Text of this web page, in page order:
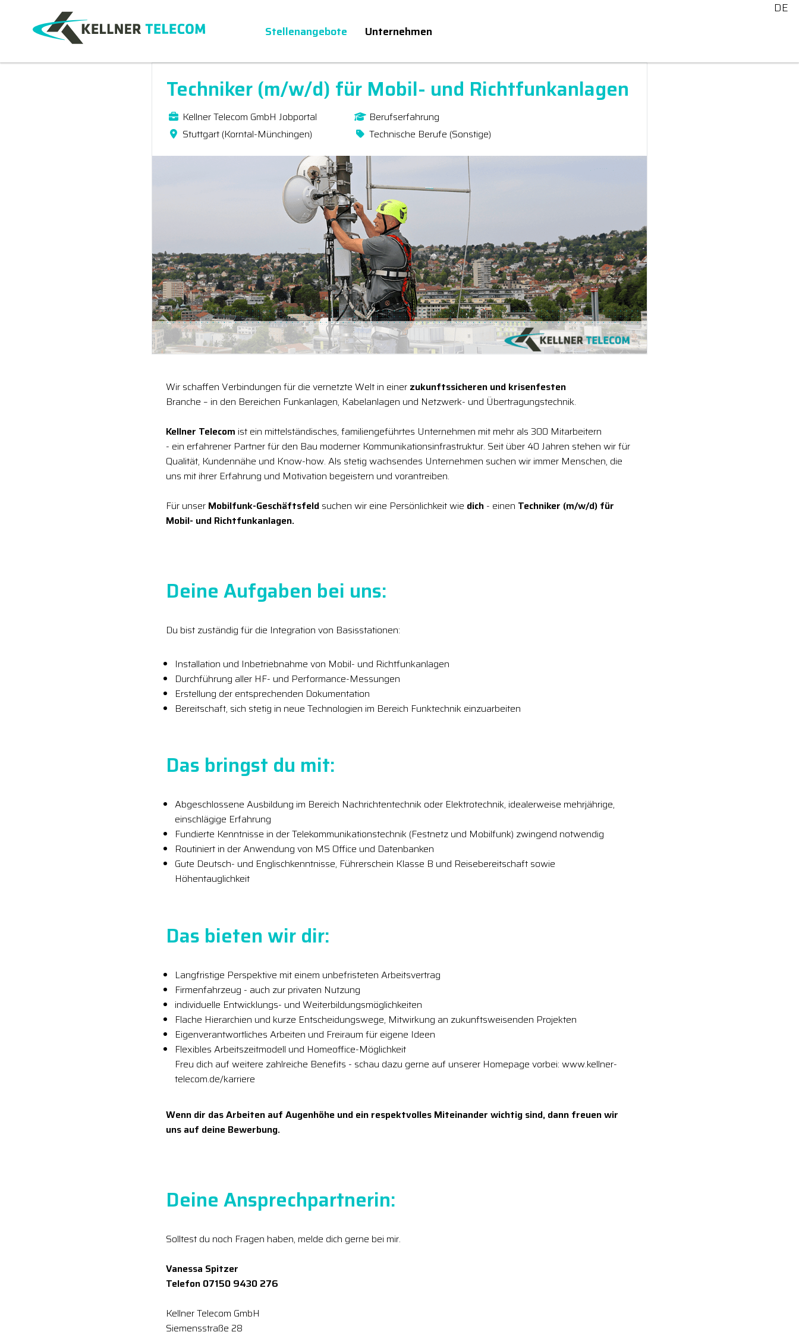
DE
Stellenangebote
Unternehmen
Techniker (m/w/d) für Mobil- und Richtfunkanlagen
Kellner Telecom GmbH Jobportal
Stuttgart (Korntal-Münchingen)
Berufserfahrung
Technische Berufe (Sonstige)
Wir schaffen Verbindungen für die vernetzte Welt in einer zukunftssicheren und krisenfesten
Branche – in den Bereichen Funkanlagen, Kabelanlagen und Netzwerk- und Übertragungstechnik.
Kellner Telecom ist ein mittelständisches, familiengeführtes Unternehmen mit mehr als 300 Mitarbeitern
- ein erfahrener Partner für den Bau moderner Kommunikationsinfrastruktur. Seit über 40 Jahren stehen wir für
Qualität, Kundennähe und Know-how. Als stetig wachsendes Unternehmen suchen wir immer Menschen, die
uns mit ihrer Erfahrung und Motivation begeistern und vorantreiben.
Für unser Mobilfunk-Geschäftsfeld suchen wir eine Persönlichkeit wie dich - einen Techniker (m/w/d) für
Mobil- und Richtfunkanlagen.
Deine Aufgaben bei uns:
Du bist zuständig für die Integration von Basisstationen:
Installation und Inbetriebnahme von Mobil- und Richtfunkanlagen
Durchführung aller HF- und Performance-Messungen
Erstellung der entsprechenden Dokumentation
Bereitschaft, sich stetig in neue Technologien im Bereich Funktechnik einzuarbeiten
Das bringst du mit:
Abgeschlossene Ausbildung im Bereich Nachrichtentechnik oder Elektrotechnik, idealerweise mehrjährige,
einschlägige Erfahrung
Fundierte Kenntnisse in der Telekommunikationstechnik (Festnetz und Mobilfunk) zwingend notwendig
Routiniert in der Anwendung von MS Office und Datenbanken
Gute Deutsch- und Englischkenntnisse, Führerschein Klasse B und Reisebereitschaft sowie
Höhentauglichkeit
Das bieten wir dir:
Langfristige Perspektive mit einem unbefristeten Arbeitsvertrag
Firmenfahrzeug - auch zur privaten Nutzung
individuelle Entwicklungs- und Weiterbildungsmöglichkeiten
Flache Hierarchien und kurze Entscheidungswege, Mitwirkung an zukunftsweisenden Projekten
Eigenverantwortliches Arbeiten und Freiraum für eigene Ideen
Flexibles Arbeitszeitmodell und Homeoffice-Möglichkeit
Freu dich auf weitere zahlreiche Benefits - schau dazu gerne auf unserer Homepage vorbei: www.kellner-
telecom.de/karriere
Wenn dir das Arbeiten auf Augenhöhe und ein respektvolles Miteinander wichtig sind, dann freuen wir
uns auf deine Bewerbung.
Deine Ansprechpartnerin:
Solltest du noch Fragen haben, melde dich gerne bei mir.
Vanessa Spitzer
Telefon 07150 9430 276
Kellner Telecom GmbH
Siemensstraße 28